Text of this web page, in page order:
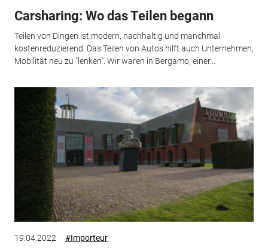
Carsharing: Wo das Teilen begann
Teilen von Dingen ist modern, nachhaltig und manchmal
kostenreduzierend. Das Teilen von Autos hilft auch Unternehmen,
Mobilität neu zu "lenken". Wir waren in Bergamo, einer...
19.04.2022 #Importeur